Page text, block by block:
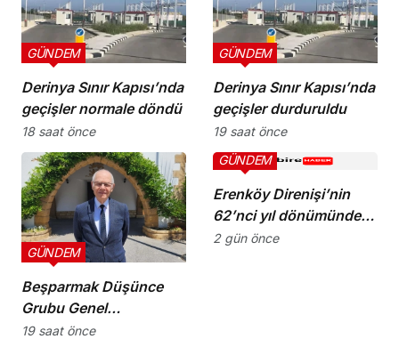
Derinya Sınır Kapısı’nda
geçişler normale döndü
GÜNDEM
18 saat önce
Derinya Sınır Kapısı’nda
geçişler durduruldu
GÜNDEM
19 saat önce
Beşparmak Düşünce
Grubu Genel
Koordinatörü M. Ergün
GÜNDEM
19 saat önce
Erenköy Direnişi’nin
62’nci yıl dönümünde
şehitler törenle anıldı
GÜNDEM
2 gün önce